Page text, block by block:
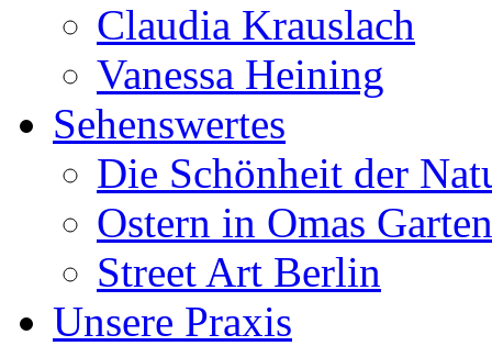
Claudia Krauslach
Vanessa Heining
Sehenswertes
Die Schönheit der
Ostern in Omas Garten
Street Art Berlin
Unsere Praxis